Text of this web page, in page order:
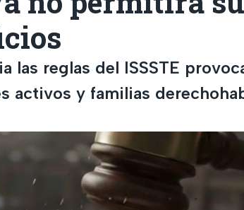
las reglas del ISSSTE
activos y familias